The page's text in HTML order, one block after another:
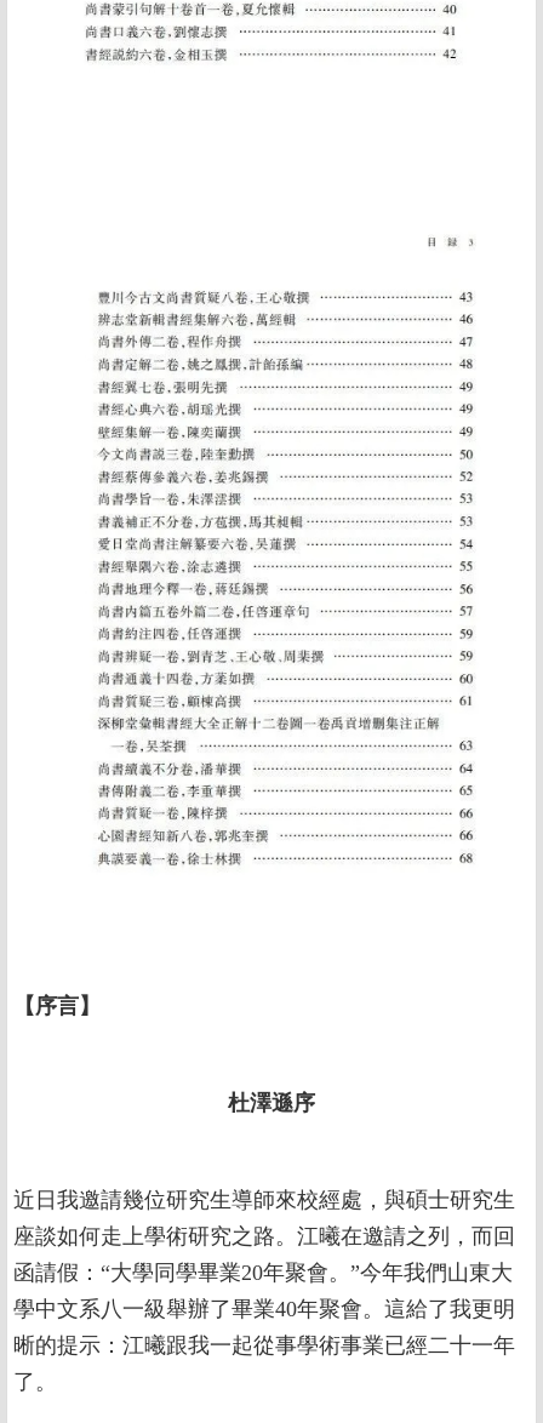
【序言】
杜澤遜序
近日我邀請幾位研究生導師來校經處，與碩士研究生
座談如何走上學術研究之路。江曦在邀請之列，而回
函請假：“大學同學畢業20年聚會。”今年我們山東大
學中文系八一級舉辦了畢業40年聚會。這給了我更明
晰的提示：江曦跟我一起從事學術事業已經二十一年
了。